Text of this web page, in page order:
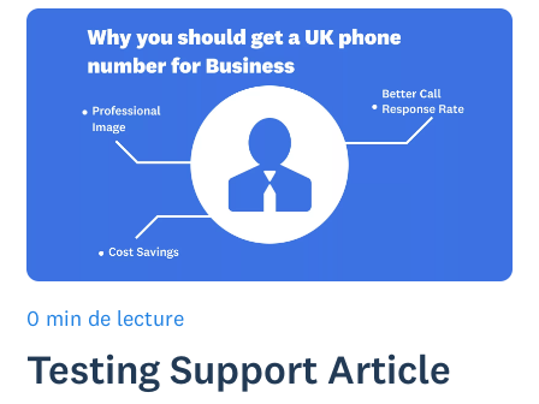
0 min de lecture
Testing Support Article